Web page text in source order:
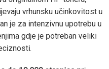
vrhunsku učinkovitost u
je za intenzivnu upotrebu u
gdje je potreban veliki